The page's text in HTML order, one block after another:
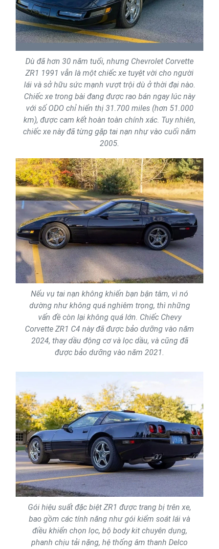
Dù đã hơn 30 năm tuổi, nhưng Chevrolet Corvette
ZR1 1991 vẫn là một chiếc xe tuyệt vời cho người
lái và sở hữu sức mạnh vượt trội dù ở thời đại nào.
Chiếc xe trong bài đang được rao bán ngay lúc này
với số ODO chỉ hiển thị 31.700 miles (hơn 51.000
km), được cam kết hoàn toàn chính xác. Tuy nhiên,
chiếc xe này đã từng gặp tai nạn nhự vào cuối năm
2005.
Nếu vụ tai nạn không khiến bạn bận tâm, vì nó
dường như không quá nghiêm trọng, thì những
vấn đề còn lại không quá lớn. Chiếc Chevy
Corvette ZR1 C4 này đã được bảo dưỡng vào năm
2024, thay dầu động cơ và lọc dầu, và cũng đã
được bảo dưỡng vào năm 2021.
Gói hiệu suất đặc biệt ZR1 được trang bị trên xe,
bao gồm các tính năng như gói kiểm soát lái và
điều khiển chọn lọc, bộ body kit chuyên dụng,
phanh chịu tải nặng, hệ thống âm thanh Delco